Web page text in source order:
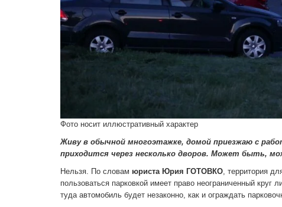
Фото носит иллюстративный характер
Живу в обычной многоэтажке, домой приезжаю с
приходится через несколько дворов. Может быть,
Нельзя. По словам юриста Юрия ГОТОВКО, территория
пользоваться парковкой имеет право неограниченный круг
туда автомобиль будет незаконно, как и ограждать